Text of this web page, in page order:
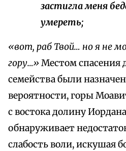
застигла меня
умереть;
«вот, раб Твой… но я не
гору…» Местом спасения
семейства были
вероятности, горы
с востока долину
обнаруживает
слабость воли, искушая